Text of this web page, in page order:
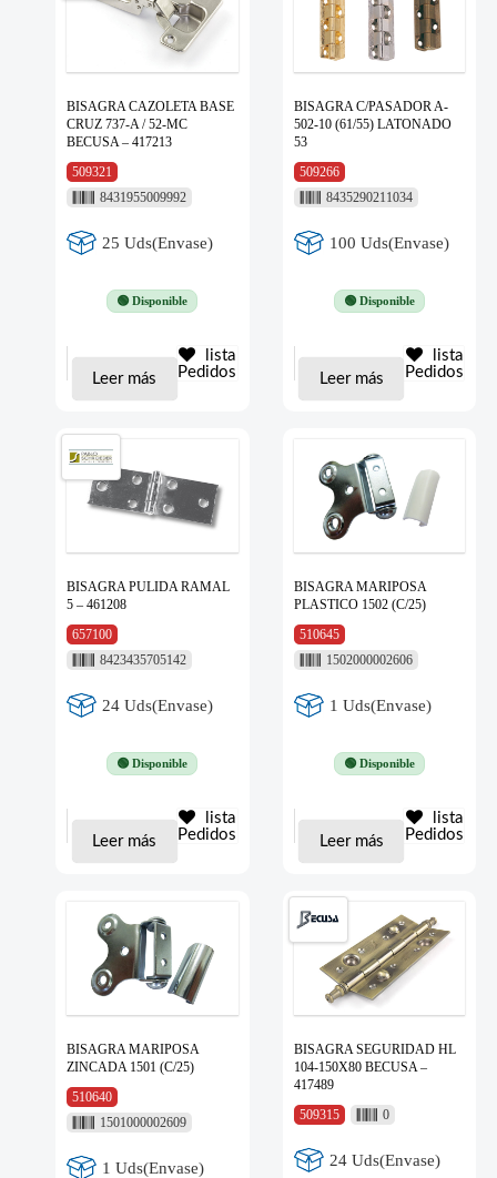
BISAGRA CAZOLETA BASE
CRUZ 737-A / 52-MC
BECUSA – 417213
509321
8431955009992
25 Uds(Envase)
🟢 Disponible
Leer más
lista
Pedidos
BISAGRA C/PASADOR A-
502-10 (61/55) LATONADO
53
509266
8435290211034
100 Uds(Envase)
🟢 Disponible
Leer más
lista
Pedidos
BISAGRA PULIDA RAMAL
5 – 461208
657100
8423435705142
24 Uds(Envase)
🟢 Disponible
Leer más
lista
Pedidos
BISAGRA MARIPOSA
PLASTICO 1502 (C/25)
510645
1502000002606
1 Uds(Envase)
🟢 Disponible
Leer más
lista
Pedidos
BISAGRA MARIPOSA
ZINCADA 1501 (C/25)
510640
1501000002609
1 Uds(Envase)
BISAGRA SEGURIDAD HL
104-150X80 BECUSA –
417489
509315
0
24 Uds(Envase)